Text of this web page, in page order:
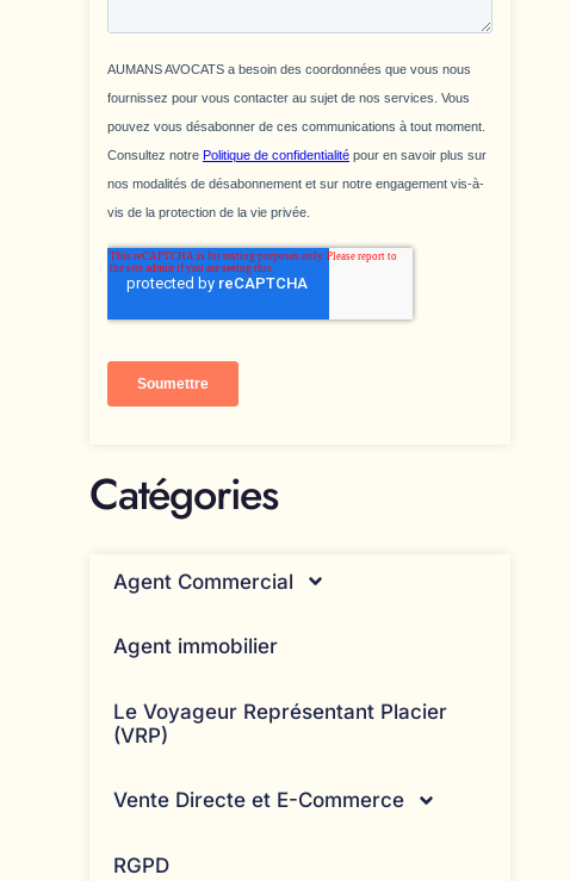
Catégories
Agent Commercial
Agent immobilier
Le Voyageur Représentant Placier
(VRP)
Vente Directe et E-Commerce
RGPD